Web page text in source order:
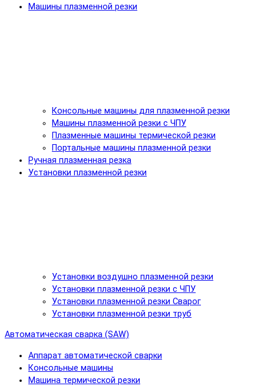
Машины плазменной резки
Консольные машины для плазменной резки
Машины плазменной резки с ЧПУ
Плазменные машины термической резки
Портальные машины плазменной резки
Ручная плазменная резка
Установки плазменной резки
Установки воздушно плазменной резки
Установки плазменной резки с ЧПУ
Установки плазменной резки Сварог
Установки плазменной резки труб
Автоматическая сварка (SAW)
Аппарат автоматической сварки
Консольные машины
Машина термической резки